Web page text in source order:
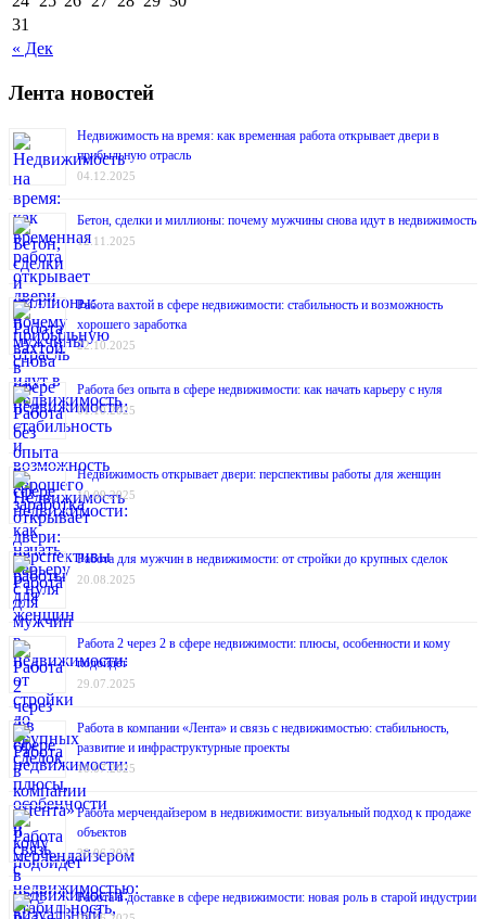
« Дек
31
Лента новостей
Недвижимость на время: как временная работа открывает двери в
прибыльную отрасль
04.12.2025
Бетон, сделки и миллионы: почему мужчины снова идут в недвижимость
12.11.2025
Работа вахтой в сфере недвижимости: стабильность и возможность
хорошего заработка
22.10.2025
Работа без опыта в сфере недвижимости: как начать карьеру с нуля
01.10.2025
Недвижимость открывает двери: перспективы работы для женщин
10.09.2025
Работа для мужчин в недвижимости: от стройки до крупных сделок
20.08.2025
Работа 2 через 2 в сфере недвижимости: плюсы, особенности и кому
подойдёт
29.07.2025
Работа в компании «Лента» и связь с недвижимостью: стабильность,
развитие и инфраструктурные проекты
10.07.2025
Работа мерчендайзером в недвижимости: визуальный подход к продаже
объектов
20.06.2025
Работа в доставке в сфере недвижимости: новая роль в старой индустрии